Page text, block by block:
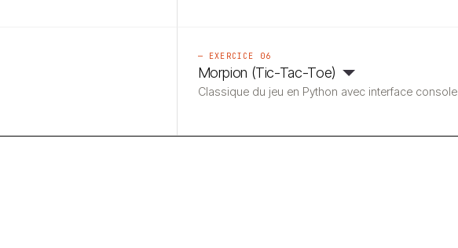
— EXERCICE 06
Morpion (Tic-Tac-Toe)
Classique du jeu en Python avec interface console.